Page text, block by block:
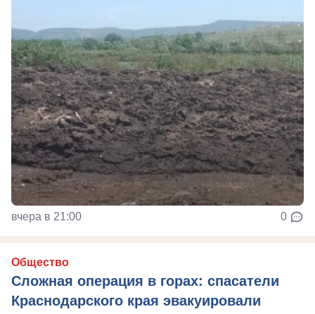
вчера в 21:00 0
Общество
Сложная операция в горах: спасатели
Краснодарского края эвакуировали